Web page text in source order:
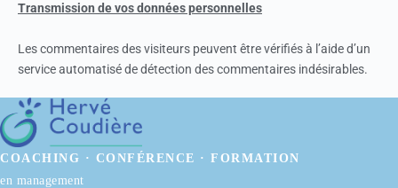
Transmission de vos données personnelles
Les commentaires des visiteurs peuvent être vérifiés à l’aide d’un
service automatisé de détection des commentaires indésirables.
COACHING · CONFÉRENCE · FORMATION
en management